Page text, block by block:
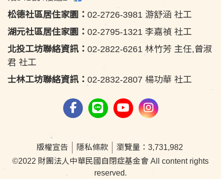
松德社區居住家園： 02-2726-3981 游舒涵 社工
湖元社區居住家園： 02-2795-1321 李嘉禎 社工
北投工坊聯絡資訊： 02-2822-6261 林竹芳 主任,曾淑
君 社工
士林工坊聯絡資訊： 02-2832-2807 楊功華 社工
版權宣告 隱私條款
瀏覽量：3,731,982
©2022 財團法人中華民國自閉症基金會 All content rights
reserved.